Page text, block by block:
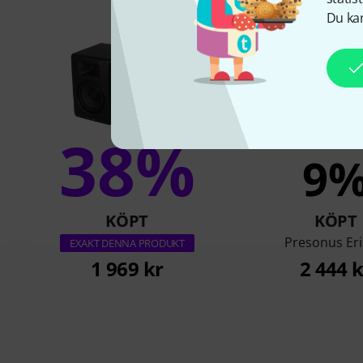
Du
38%
KÖPT
EXAKT DENNA PRODUKT
1 969 kr
KÖPT
Presonus
2 444